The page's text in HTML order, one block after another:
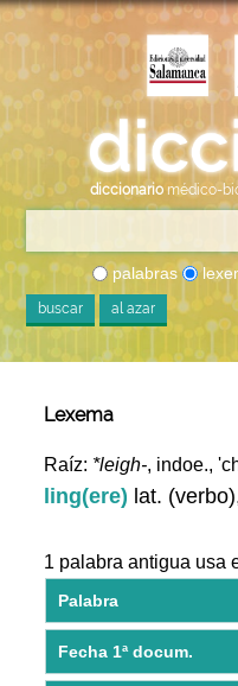
diccionario médico-
palabras
buscar al azar
Lexema
Raíz: *leigh-, indoe.,
ling(ere) lat.
1 palabra antigua usa
Palabra
Fecha 1ª docum.